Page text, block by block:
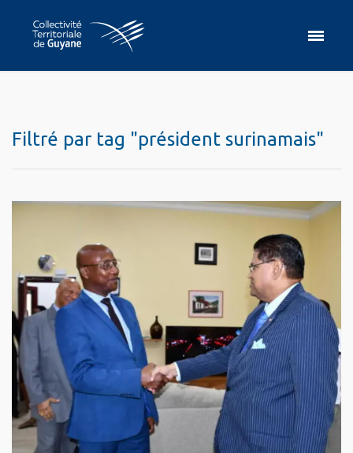
Filtré par tag "président surinamais"